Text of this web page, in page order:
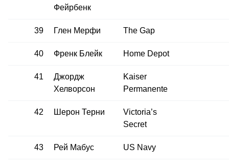
Фейрбенк
39 Глен Мерфи The Gap
40 Френк Блейк Home Depot
41
Джордж
Хелворсон
Kaiser
Permanente
42 Шерон Терни
Victoria’s
Secret
43 Рей Мабус US Navy